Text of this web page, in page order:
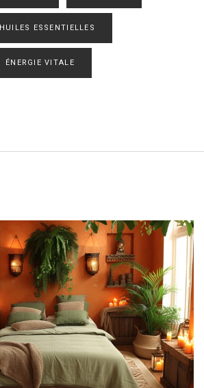
HUILES ESSENTIELLES
ÉNERGIE VITALE